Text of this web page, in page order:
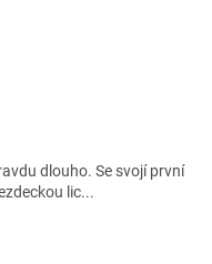
dlouho. Se svojí první
lic...